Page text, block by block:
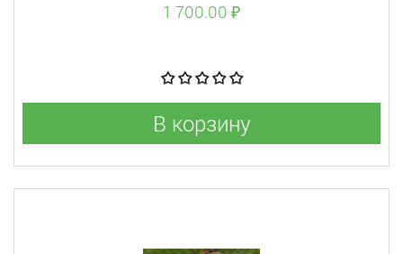
1 700.00 ₽
В корзину